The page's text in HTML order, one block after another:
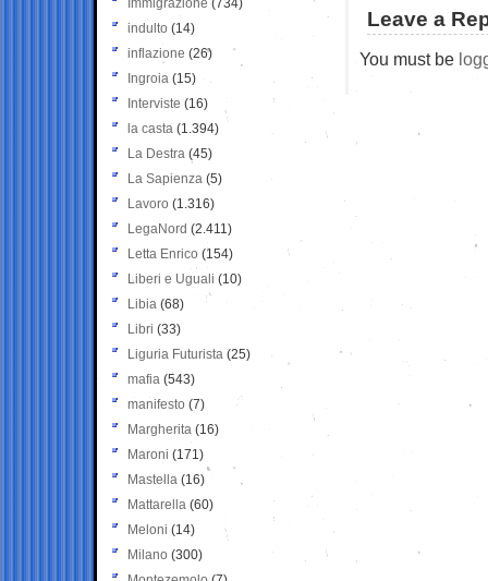
Leave a
You must be
Immigrazione (734)
indulto (14)
inflazione (26)
Ingroia (15)
Interviste (16)
la casta (1.394)
La Destra (45)
La Sapienza (5)
Lavoro (1.316)
LegaNord (2.411)
Letta Enrico (154)
Liberi e Uguali (10)
Libia (68)
Libri (33)
Liguria Futurista (25)
mafia (543)
manifesto (7)
Margherita (16)
Maroni (171)
Mastella (16)
Mattarella (60)
Meloni (14)
Milano (300)